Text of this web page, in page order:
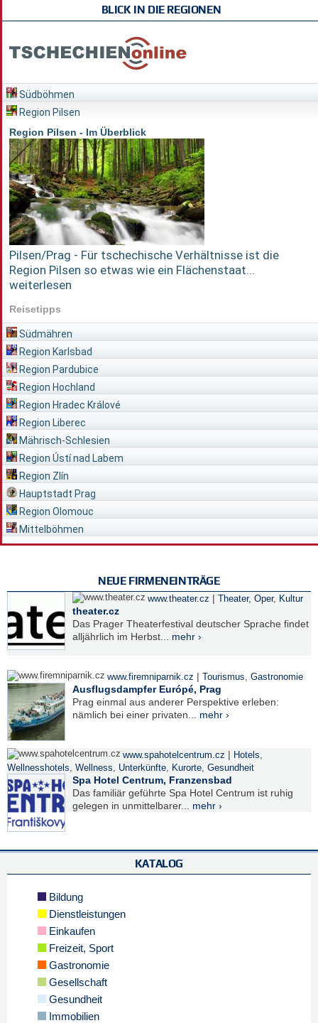
BLICK IN DIE REGIONEN
Südböhmen
Region Pilsen
Region Pilsen - Im Überblick
Pilsen/Prag - Für tschechische Verhältnisse ist die
Region Pilsen so etwas wie ein Flächenstaat...
weiterlesen
Reisetipps
Südmähren
Region Karlsbad
Region Pardubice
Region Hochland
Region Hradec Králové
Region Liberec
Mährisch-Schlesien
Region Ústí nad Labem
Region Zlín
Hauptstadt Prag
Region Olomouc
Mittelböhmen
NEUE FIRMENEINTRÄGE
www.theater.cz | Theater, Oper, Kultur
theater.cz
Das Prager Theaterfestival deutscher Sprache findet
alljährlich im Herbst... mehr ›
www.firemniparnik.cz | Tourismus Gastronomie
Ausflugsdampfer Európé, Prag
Prag einmal aus anderer Perspektive erleben:
nämlich bei einer privaten... mehr ›
www.spahotelcentrum.cz | Hotels
Wellnesshotels
Wellness Unterkünfte Kurorte Gesundheit
Spa Hotel Centrum, Franzensbad
Das familiär geführte Spa Hotel Centrum ist ruhig
gelegen in unmittelbarer... mehr ›
KATALOG
Bildung
Dienstleistungen
Einkaufen
Freizeit, Sport
Gastronomie
Gesellschaft
Gesundheit
Immobilien